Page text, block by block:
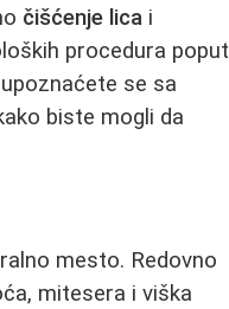
čišćenje lica i
procedura poput
se sa
biste mogli da
mesto. Redovno
mitesera i viška